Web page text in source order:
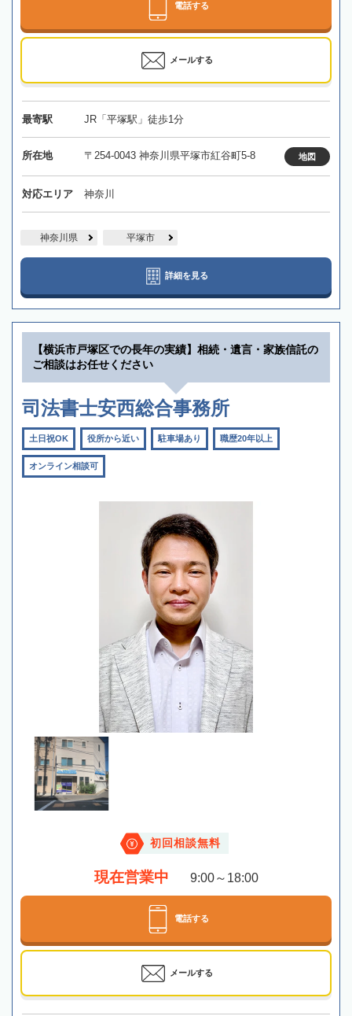
電話する
メールする
最寄駅 JR「平塚駅」徒歩1分
所在地 〒254-0043 神奈川県平塚市紅谷町5-8 地図
対応エリア 神奈川
神奈川県 平塚市
詳細を見る
【横浜市戸塚区での長年の実績】相続・遺言・家族信託の
ご相談はお任せください
司法書士安西総合事務所
土日祝OK 役所から近い 駐車場あり 職歴20年以上
オンライン相談可
初回相談無料
現在営業中 9:00～18:00
電話する
メールする